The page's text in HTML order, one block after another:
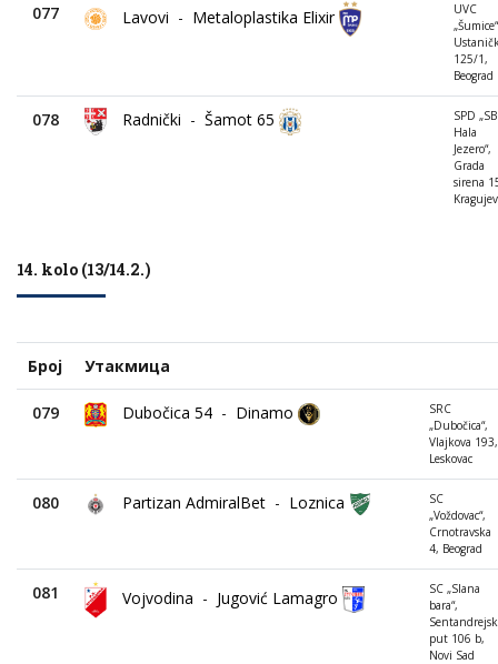
077 Lavovi - Metaloplastika Elixir
UVC
125/1,
Beograd
078 Radnički - Šamot 65
SPD
Hala
Jezero“,
Grada
sirena
14. kolo (13/14.2.)
Број Утакмица
079 Dubočica 54 - Dinamo
SRC
„Dubočica“,
Vlajkova 193,
Leskovac
080 Partizan AdmiralBet - Loznica
SC
„Voždovac“,
Crnotravska
4, Beograd
081 Vojvodina - Jugović Lamagro
SC „Slana
bara“,
put 106 b,
Novi Sad